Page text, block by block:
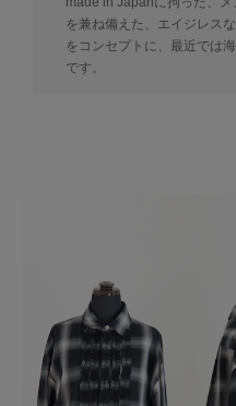
を兼ね備えた、エイジレス
をコンセプトに、最近では
です。